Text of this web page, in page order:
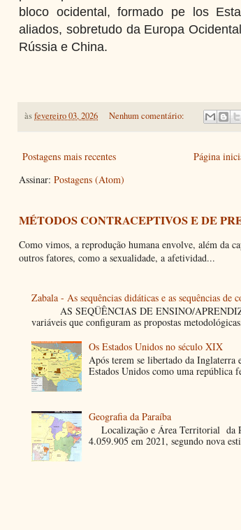
bloco ocidental, formado pe los
aliados, sobretudo da Europa
Rússia e China.
àsfevereiro 03, 2026 Nenhum comentário:
Postagens mais recentes
Página
Assinar: Postagens (Atom)
MÉTODOS CONTRACEPTIVOS E DE
Como vimos, a reprodução humana envolve, além da
outros fatores, como a sexualidade, a afetividad...
Zabala - As sequências didáticas e as sequências de
AS SEQÜÊNCIAS DE ENSINO/
variáveis que configuram as propostas
Os Estados Unidos no século XIX
Após terem se libertado da Inglaterra
Estados Unidos como uma república
Geografia da Paraíba
Localização e Área Territorial da
4.059.905 em 2021, segundo nova